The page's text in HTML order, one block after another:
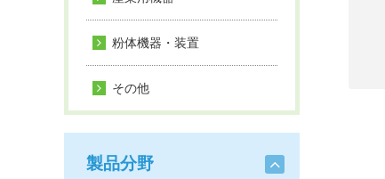
粉体機器・装置
その他
製品分野